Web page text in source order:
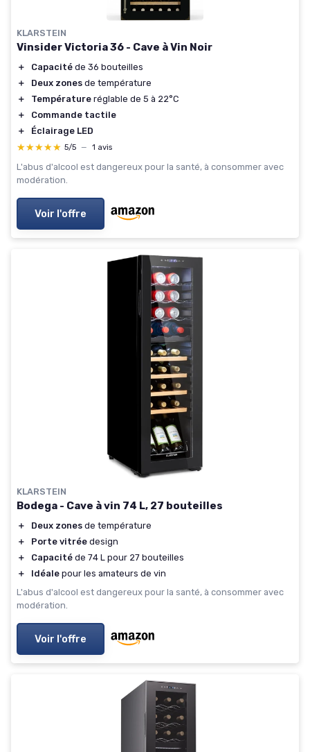
KLARSTEIN
Vinsider Victoria 36 - Cave à Vin Noir
＋ Capacité de 36 bouteilles
＋
Deux zones de température
＋
Température réglable de 5 à 22°C
＋
Commande tactile
＋
Éclairage LED
★★★★★
★★★★★ 5/5 — 1 avis
L'abus d'alcool est dangereux pour la santé, à consommer avec
modération.
Voir l'offre
KLARSTEIN
Bodega - Cave à vin 74 L, 27 bouteilles
＋ Deux zones de température
＋
Porte vitrée design
＋
Capacité de 74 L pour 27 bouteilles
＋
Idéale pour les amateurs de vin
L'abus d'alcool est dangereux pour la santé, à consommer avec
modération.
Voir l'offre